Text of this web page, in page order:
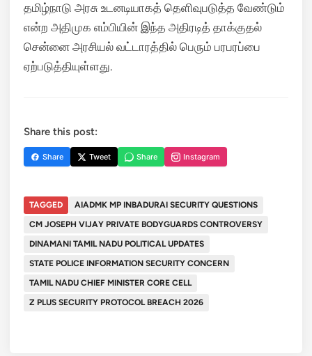
தமிழ்நாடு அரசு உடனடியாகத் தெளிவுபடுத்த வேண்டும்
என்ற அதிமுக எம்பியின் இந்த அதிரடித் தாக்குதல்
சென்னை அரசியல் வட்டாரத்தில் பெரும் பரபரப்பை
ஏற்படுத்தியுள்ளது.
Share this post:
Share Tweet Share Instagram
TAGGED
AIADMK MP INBADURAI SECURITY QUESTIONS
CM JOSEPH VIJAY PRIVATE BODYGUARDS CONTROVERSY
DINAMANI TAMIL NADU POLITICAL UPDATES
STATE POLICE INFORMATION SECURITY CONCERN
TAMIL NADU CHIEF MINISTER CORE CELL
Z PLUS SECURITY PROTOCOL BREACH 2026